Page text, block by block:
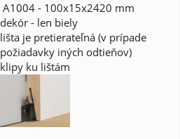
A1004 - 100x15x2420 mm
dekór - len biely
lišta je pretierateľná (v prípade
požiadavky iných odtieňov)
klipy ku lištám